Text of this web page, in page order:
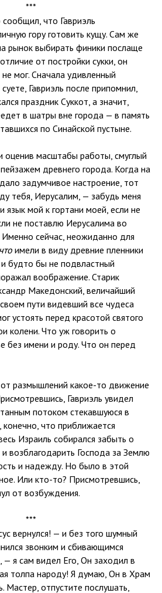
***
что Гавриэль
гору готовить кущу. Сам же
рынок выбирать финики послаще
от постройки сукки, он
мог. Сначала удивленный
Гавриэль после припомнил,
праздник Суккот, а значит,
в шатры вне города — в память
по Синайской пустыне.
оценив масштабы работы, смуглый
древнего города. Когда на
задумчивое настроение, тот
тебя, Иерусалим, — забудь меня
язык мой к гортани моей, если не
не поставлю Иерусалима во
Именно сейчас, неожиданно для
что имели в виду древние пленники
будто бы не подвластный
воображение. Старик
Македонский, величайший
пути видевший все чудеса
устоять перед красотой святого
колени. Что уж говорить о
без имени и роду. Что он перед
размышлений какое-то движение
Гавриэль увидел
потоком стекавшуюся в
конечно, что приближается
Израиль собирался забыть о
возблагодарить Господа за Землю
и надежду. Но было в этой
Или кто-то? Присмотревшись,
от возбуждения.
***
вернулся! — и без того шумный
звонким и сбивающимся
— я сам видел Его, Он заходил в
толпа народу! Я думаю, Он в Храм
Мастер, отпустите послушать,